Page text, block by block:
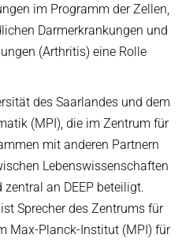
im Programm der Zellen,
Darmerkrankungen und
(Arthritis) eine Rolle
des Saarlandes und dem
(MPI), die im Zentrum für
mit anderen Partnern
Lebenswissenschaften
an DEEP beteiligt.
Sprecher des Zentrums für
Max-Planck-Institut (MPI) für